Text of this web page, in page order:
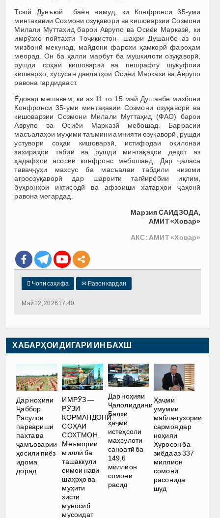
Тсюй Дунъюй баён намуд, ки Конфронси 35-уми
минтақавии Созмони озуқаворӣ ва кишоварзии Созмони
Милали Муттаҳид барои Аврупо ва Осиёи Марказӣ, ки
имрӯзҳо пойтахти Тоҷикистон- шаҳри Душанбе аз он
мизбонӣ мекунад, майдони фарохи ҳамкорӣ фароҳам
меорад. Он ба ҳалли марбут ба мушкилоти озуқаворӣ,
рушди соҳаи кишоварзӣ ва пешрафту шукуфоии
кишварҳо, хусусан давлатҳои Осиёи Марказӣ ва Аврупо
равона гардидааст.
Ёдовар мешавем, ки аз 11 то 15 май Душанбе мизбони
Конфронси 35-уми минтақавии Созмони озуқаворӣ ва
кишоварзии Созмони Милали Муттаҳид (ФАО) барои
Аврупо ва Осиёи Марказӣ мебошад. Баррасии
масъалаҳои муҳими таъмини амнияти озуқаворӣ, рушди
устувори соҳаи кишоварзӣ, истифодаи оқилонаи
захираҳои табиӣ ва рушди минтақаҳои деҳот аз
ҳадафҳои асосии конфронс мебошанд. Дар ҷаласа
таваҷҷуҳи махсус ба масъалаи табдили низоми
агроозуқаворӣ дар шароити тағйирёбии иқлим,
буҳронҳои иқтисодӣ ва афзоиши хатарҳои ҷаҳонӣ
равона мегардад.
Марзия САИДЗОДА,
АМИТ «Ховар»
АКС: АМИТ «Ховар»
 Чопи саҳифа ✉ Равон кардан
Май 12, 2026 17:40
ХАБАРҲОИ ДИГАРИ ИН БАХШ
Дар ноҳияи
Ҷаббор
Расулов
парвариши
пахта ва
ҷамъоварии
ҳосили пиёз
идома
дорад
ИМРӮЗ —
РӮЗИ
КОРМАНДОНИ
СОҲАИ
СОХТМОН.
Меъмории
миллӣ ба
ташаккули
симои нави
шаҳрҳо ва
муҳити
зисти
муносиб
мусоидат
Дар ноҳияи
Ҷалолиддини
Балхӣ
ҳаҷми
истеҳсоли
маҳсулоти
саноатӣ ба
149,6
миллион
сомонӣ
расид
Ҳаҷми
умумии
маблағгузории
сармоя дар
ноҳияи
Хуросон ба
зиёда аз 337
миллион
сомонӣ
расонида
шуд